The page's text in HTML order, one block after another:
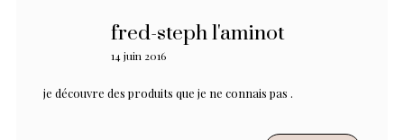
fred-steph l'aminot
14 juin 2016
je découvre des produits que je ne connais pas .